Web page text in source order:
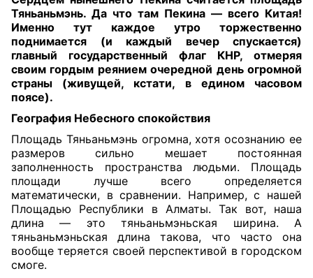
Тяньаньмэнь. Да что там Пекина — всего Китая!
Именно тут каждое утро торжественно
поднимается (и каждый вечер спускается)
главный государственный флаг КНР, отмеряя
своим гордым реянием очередной день огромной
страны (живущей, кстати, в едином часовом
поясе).
География Небесного спокойствия
Площадь Тяньаньмэнь огромна, хотя осознанию ее
размеров сильно мешает постоянная
заполненность пространства людьми. Площадь
площади лучше всего определяется
математически, в сравнении. Например, с нашей
Площадью Республики в Алматы. Так вот, наша
длина — это тяньаньмэньская ширина. А
тяньаньмэньская длина такова, что часто она
вообще теряется своей перспективой в городском
смоге.